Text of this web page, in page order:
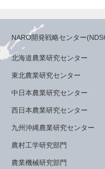
NARO開発戦略センター
北海道農業研究センター
東北農業研究センター
中日本農業研究センター
西日本農業研究センター
九州沖縄農業研究センター
農村工学研究部門
農業機械研究部門